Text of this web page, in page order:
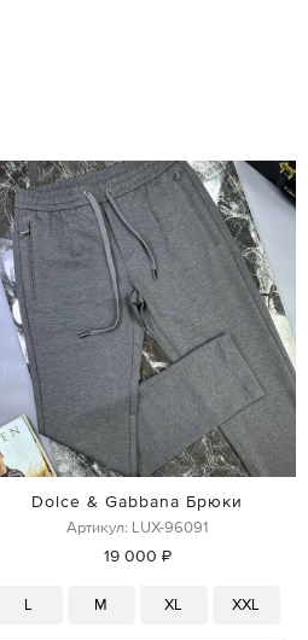
Dolce & Gabbana Брюки
Артикул: LUX-96091
19 000 ₽
L M XL XXL